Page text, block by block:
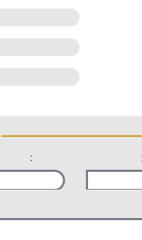
: